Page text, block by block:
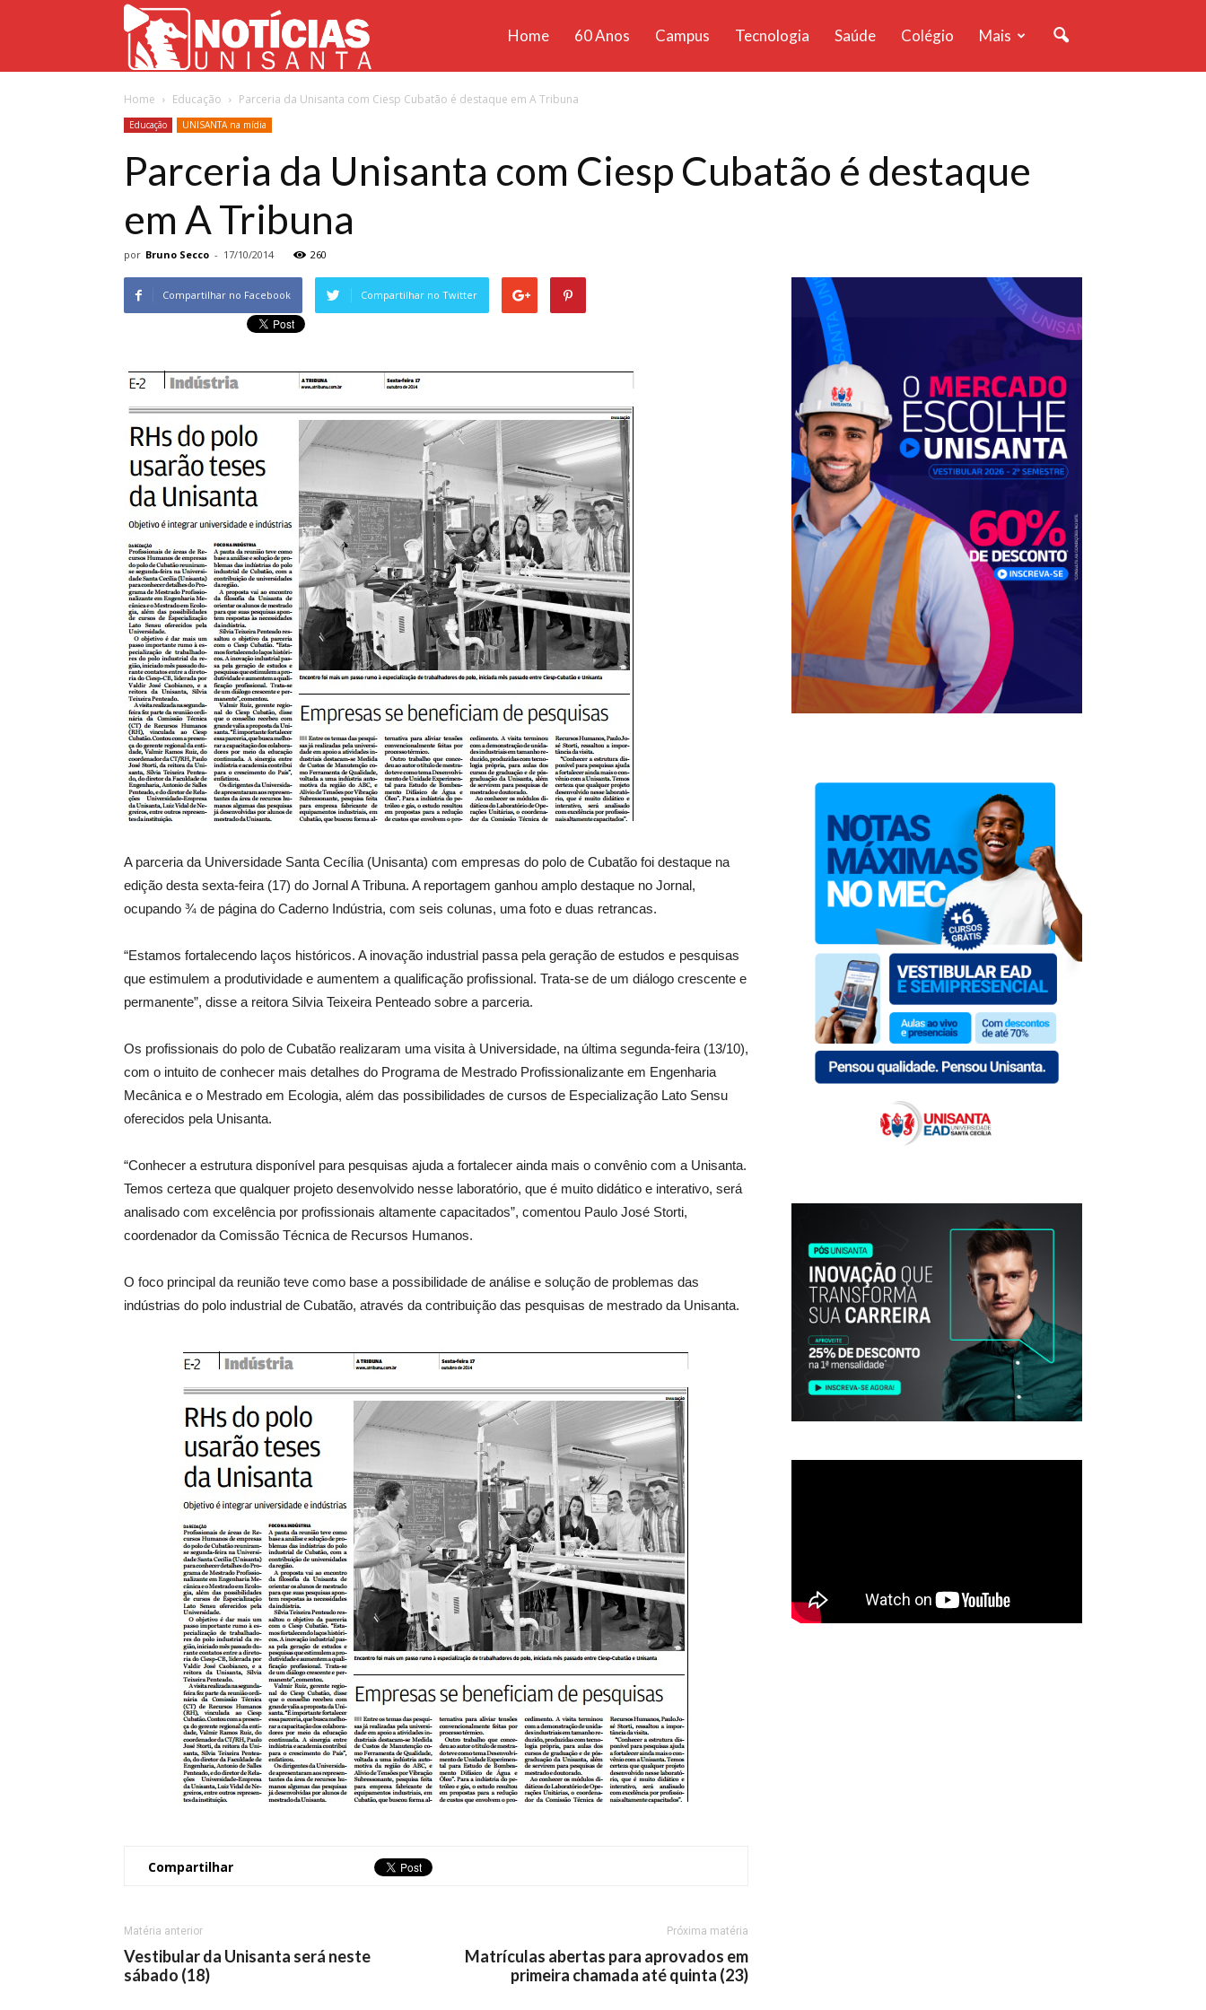
Unisanta
Home 60 Anos Campus Tecnologia Saúde Colégio Mais
Home Educação Parceria da Unisanta com Ciesp Cubatão é destaque em A Tribuna
Educação UNISANTA na mídia
Parceria da Unisanta com Ciesp Cubatão é destaque
em A Tribuna
por Bruno Secco - 17/10/2014 260
Compartilhar no Facebook Compartilhar no Twitter
A parceria da Universidade Santa Cecília (Unisanta) com empresas do polo de Cubatão foi destaque na
edição desta sexta-feira (17) do Jornal A Tribuna. A reportagem ganhou amplo destaque no Jornal,
ocupando ¾ de página do Caderno Indústria, com seis colunas, uma foto e duas retrancas.
“Estamos fortalecendo laços históricos. A inovação industrial passa pela geração de estudos e pesquisas
que estimulem a produtividade e aumentem a qualificação profissional. Trata-se de um diálogo crescente e
permanente”, disse a reitora Silvia Teixeira Penteado sobre a parceria.
Os profissionais do polo de Cubatão realizaram uma visita à Universidade, na última segunda-feira (13/10),
com o intuito de conhecer mais detalhes do Programa de Mestrado Profissionalizante em Engenharia
Mecânica e o Mestrado em Ecologia, além das possibilidades de cursos de Especialização Lato Sensu
oferecidos pela Unisanta.
“Conhecer a estrutura disponível para pesquisas ajuda a fortalecer ainda mais o convênio com a Unisanta.
Temos certeza que qualquer projeto desenvolvido nesse laboratório, que é muito didático e interativo, será
analisado com excelência por profissionais altamente capacitados”, comentou Paulo José Storti,
coordenador da Comissão Técnica de Recursos Humanos.
O foco principal da reunião teve como base a possibilidade de análise e solução de problemas das
indústrias do polo industrial de Cubatão, através da contribuição das pesquisas de mestrado da Unisanta.
Compartilhar
Matéria anterior
Vestibular da Unisanta será neste
sábado (18)
Próxima matéria
Matrículas abertas para aprovados em
primeira chamada até quinta (23)